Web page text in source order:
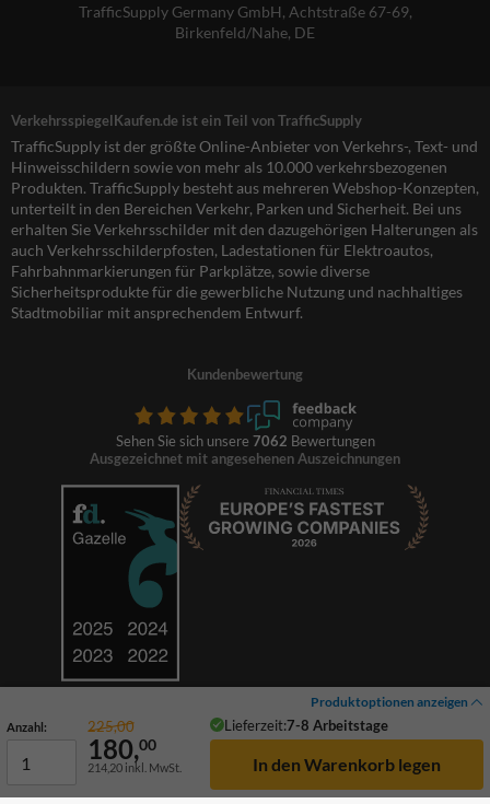
Produktoptionen anzeigen
Anzahl: 225,00 Lieferzeit:7-8 Arbeitstage
180,00
214,20 inkl. MwSt.
TrafficSupply Germany GmbH, Achtstraße 67-69,
Birkenfeld/Nahe, DE
VerkehrsspiegelKaufen.de ist ein Teil von TrafficSupply
TrafficSupply ist der größte Online-Anbieter von Verkehrs-, Text- und
Hinweisschildern sowie von mehr als 10.000 verkehrsbezogenen
Produkten. TrafficSupply besteht aus mehreren Webshop-Konzepten,
unterteilt in den Bereichen Verkehr, Parken und Sicherheit. Bei uns
erhalten Sie Verkehrsschilder mit den dazugehörigen Halterungen als
auch Verkehrsschilderpfosten, Ladestationen für Elektroautos,
Fahrbahnmarkierungen für Parkplätze, sowie diverse
Sicherheitsprodukte für die gewerbliche Nutzung und nachhaltiges
Stadtmobiliar mit ansprechendem Entwurf.
Kundenbewertung
Sehen Sie sich unsere 7062 Bewertungen
Ausgezeichnet mit angesehenen Auszeichnungen
© 2026 TrafficSupply. Alle Rechte vorbehalten.